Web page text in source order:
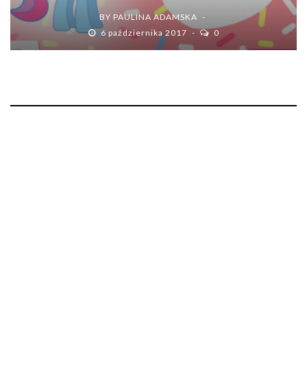
BY PAULINA ADAMSKA
6 października 2017
0